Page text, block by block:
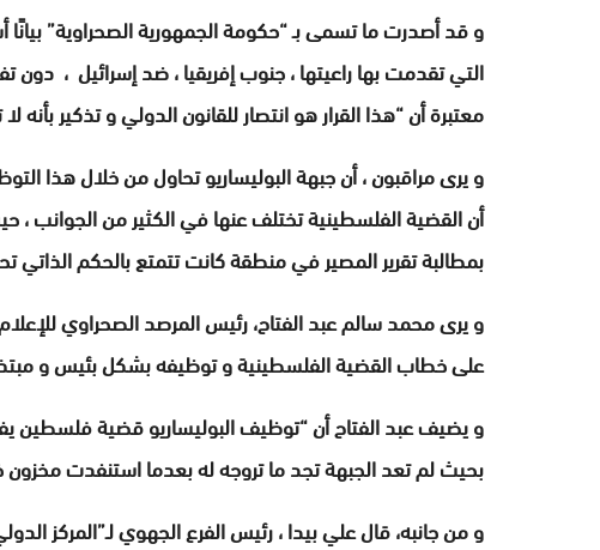
و قد أصدرت ما تسمى بـ “حكومة الجمهورية الصحراوية”
التي تقدمت بها راعيتها ، جنوب إفريقيا ، ضد إسرائيل ،
معتبرة أن “هذا القرار هو انتصار للقانون الدولي و تذكير بأنه
و يرى مراقبون ، أن جبهة البوليساريو تحاول من خلال هذا
أن القضية الفلسطينية تختلف عنها في الكثير من الجوانب ،
بمطالبة تقرير المصير في منطقة كانت تتمتع بالحكم الذاتي
و يرى محمد سالم عبد الفتاح، رئيس المرصد الصحراوي
على خطاب القضية الفلسطينية و توظيفه بشكل بئيس و
و يضيف عبد الفتاح أن “توظيف البوليساريو قضية فلسطين
بحيث لم تعد الجبهة تجد ما تروجه له بعدما استنفدت
و من جانبه، قال علي بيدا ، رئيس الفرع الجهوي لـ”المركز